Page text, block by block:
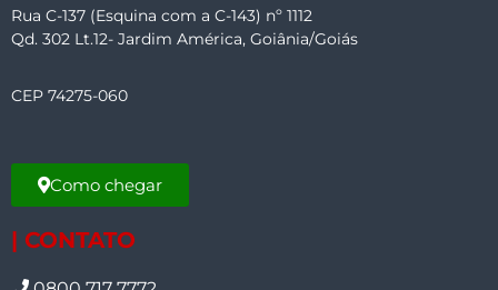
Rua C-137 (Esquina com a C-143) nº 1112
Qd. 302 Lt.12- Jardim América, Goiânia/Goiás
CEP 74275-060
Como chegar
| CONTATO